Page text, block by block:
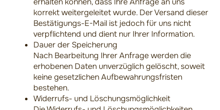
korrekt weitergeleitet wurde. Der Versand dieser
Bestätigungs-E-Mail ist jedoch für uns nicht
verpflichtend und dient nur Ihrer Information.
Dauer der Speicherung
Nach Bearbeitung Ihrer Anfrage werden die
erhobenen Daten unverzüglich gelöscht, soweit
keine gesetzlichen Aufbewahrungsfristen
bestehen.
Widerrufs- und Löschungsmöglichkeit